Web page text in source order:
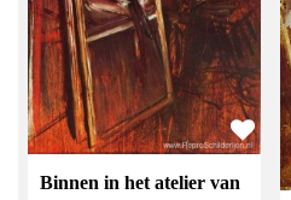
Binnen in het atelier van